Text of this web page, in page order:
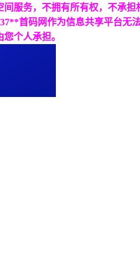
服务，不拥有所有权，不承
首码网作为信息共享平台无
个人承担。